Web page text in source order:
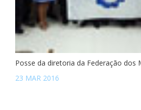
Posse da diretoria da Federação dos
23 MAR 2016